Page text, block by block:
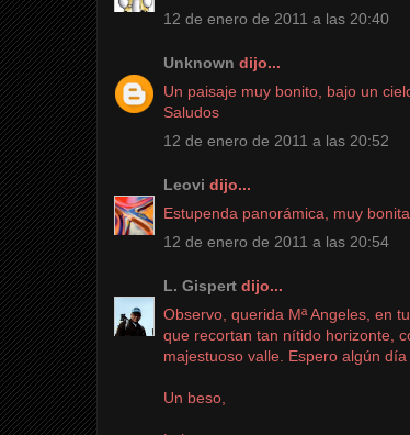
12 de enero de 2011 a las 20:40
Unknown dijo...
Un paisaje muy bonito, bajo un
Saludos
12 de enero de 2011 a las 20:52
Leovi dijo...
Estupenda panorámica, muy bonita
12 de enero de 2011 a las 20:54
L. Gispert dijo...
Observo, querida Mª Angeles, en
que recortan tan nítido horizonte,
majestuoso valle. Espero algún día
Un beso,